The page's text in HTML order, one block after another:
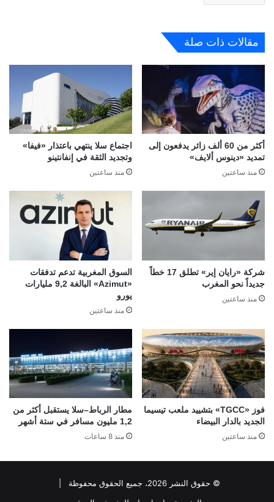
مقالات ذات صلة
أكثر من 60 ألف زائر يدفعون إلى
تمديد «دينوس ألايف»
منذ ساعتين
اجتماع سلا ينتهي باعتذار «فيفا»
وتجديد الثقة في إنفانتينو
منذ ساعتين
شركة «رايان إير» تطلق 17 خطاً
جديداً نحو المغرب
منذ ساعتين
السوق المغربية تدعم تدفقات
«Azimut» البالغة 9,2 مليارات
يورو
منذ ساعتين
فوز «TGCC» بتشييد ملعب تيسيما
الجديد بالدار البيضاء
منذ ساعتين
مطار الرباط–سلا يستقبل أكثر من
1,2 مليون مسافر في ستة أشهر
منذ 8 ساعات
© حقوق النشر 2026، جميع الحقوق محفوظة |